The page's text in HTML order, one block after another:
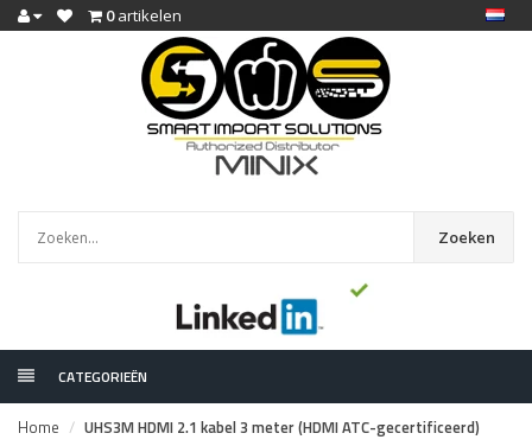
0artikelen
Zoeken
CATEGORIEËN
Home UHS3M HDMI 2.1 kabel 3 meter (HDMI ATC-gecertificeerd)